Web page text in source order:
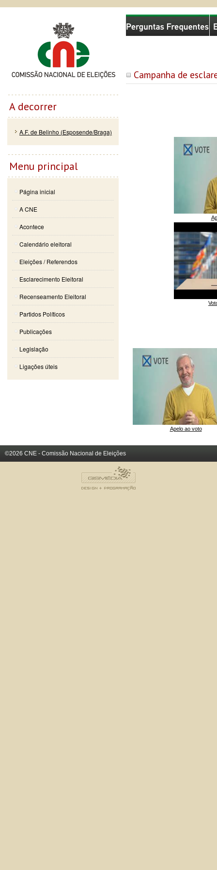
Campanha de
Apelo ao voto
Comissão Nacional de Eleições
A decorrer
A.F. de Belinho (Esposende/Braga)
Menu principal
Página inicial
A CNE
Acontece
Calendário eleitoral
Eleições / Referendos
Esclarecimento Eleitoral
Recenseamento Eleitoral
Partidos Políticos
Publicações
Legislação
Ligações úteis
©2026 CNE - Comissão Nacional de Eleições